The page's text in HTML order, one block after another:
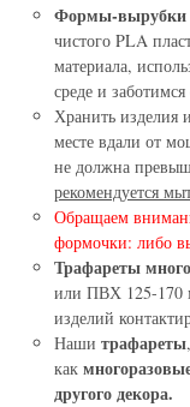
Формы-
чистого PLA
материала,
среде и
Хранить изделия
месте вдали от
не должна
рекомендуется
Обращаем
формочки: либо
Трафареты
или ПВХ 125-170
изделий
Наши трафареты
как
другого декора.